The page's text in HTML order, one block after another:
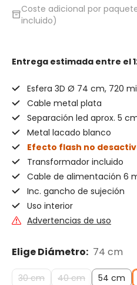
inventory_2Coste adicional por
incluido)
Entrega estimada entre el
Esfera 3D Ø 74 cm, 720
Cable metal plata
Separación led aprox. 5
Metal lacado blanco
Efecto flash no
Transformador incluido
Cable de alimentación 6
Inc. gancho de sujeción
Uso interior
Advertencias de uso
Elige Diámetro: 74 cm
30 cm 40 cm 54 cm